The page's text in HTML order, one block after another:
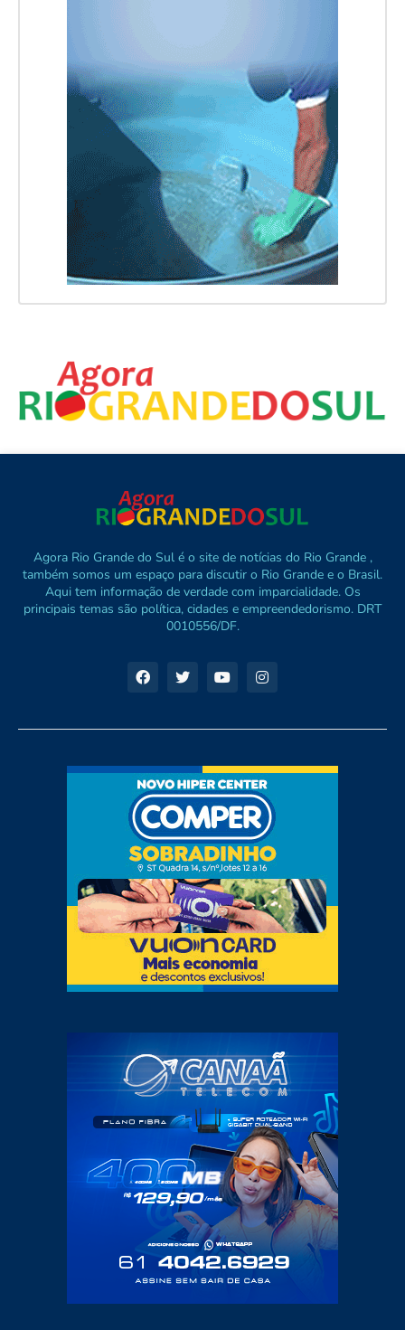
Agora Rio Grande do Sul é o site de notícias do Rio Grande ,
também somos um espaço para discutir o Rio Grande e o Brasil.
Aqui tem informação de verdade com imparcialidade. Os
principais temas são política, cidades e empreendedorismo. DRT
0010556/DF.